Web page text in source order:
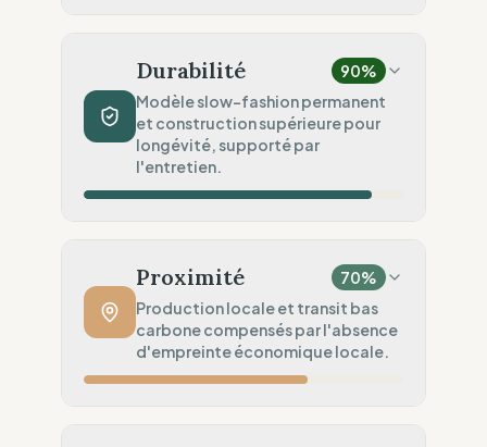
Lin (Faible impact intrinsèque)
Sécurité Chimique 100%
Normes REACH appliquées (États-Unis)
Engagement Environnemental
Sobriété PME (Par échelle)
Durabilité 90%
Modèle slow-fashion permanent
et construction supérieure pour
longévité, supporté par
l'entretien.
Slow Fashion (Permanent / Pré-commande)
Robustesse du Produit 100
Qualité supérieure (Workwear / Haute
densité)
Proximité 70%
Production locale et transit bas
carbone compensés par l'absence
d'empreinte économique locale.